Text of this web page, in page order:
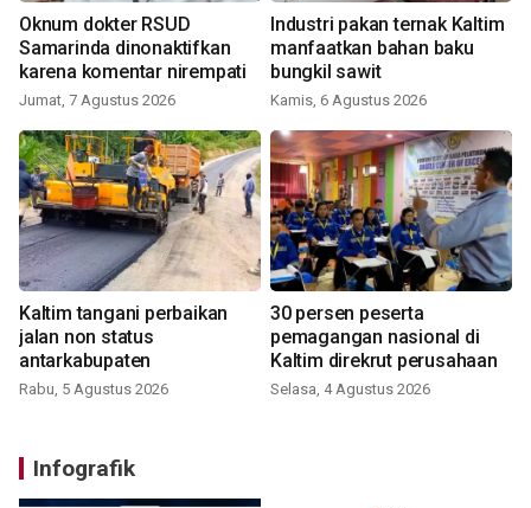
Oknum dokter RSUD
Samarinda dinonaktifkan
karena komentar nirempati
Jumat, 7 Agustus 2026
Industri pakan ternak Kaltim
manfaatkan bahan baku
bungkil sawit
Kamis, 6 Agustus 2026
Kaltim tangani perbaikan
jalan non status
antarkabupaten
Rabu, 5 Agustus 2026
30 persen peserta
pemagangan nasional di
Kaltim direkrut perusahaan
Selasa, 4 Agustus 2026
Infografik